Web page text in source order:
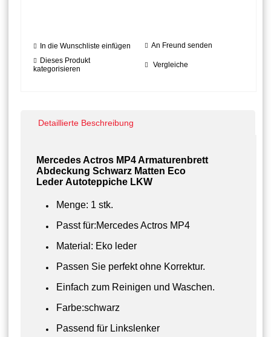
In die Wunschliste einfügen
An Freund senden
Dieses Produkt
kategorisieren
Vergleiche
Detaillierte Beschreibung
Mercedes Actros MP4 Armaturenbrett
Abdeckung Schwarz Matten Eco
Leder Autoteppiche LKW
Menge: 1 stk.
Passt für:Mercedes Actros MP4
Material: Eko leder
Passen Sie perfekt ohne Korrektur.
Einfach zum Reinigen und Waschen.
Farbe:schwarz
Passend für Linkslenker